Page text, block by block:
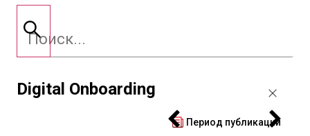
Digital Onboarding
Период публикации